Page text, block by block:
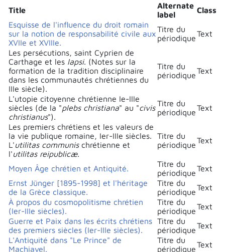
Title
Alternate
label
Class
Esquisse de l'influence du droit romain
sur la notion de responsabilité civile aux
XVIIe et XVIIIe.
Titre du
périodiqueText
Les persécutions, saint Cyprien de
Carthage et les lapsi. (Notes sur la
formation de la tradition disciplinaire
dans les communautés chrétiennes du
IIIe siècle).
Titre du
périodiqueText
L'utopie citoyenne chrétienne Ie-IIIe
siècles (de la "plebs christiana" au "civis
christianus").
Titre du
périodiqueText
Les premiers chrétiens et les valeurs de
la vie publique romaine, Ier-IIIe siècles.
L'utilitas communischrétienne et
l'utilitas reipublicæ.
Titre du
périodiqueText
Moyen Âge chrétien et Antiquité.
Titre du
périodiqueText
Ernst Jünger [1895-1998] et l'héritage
de la Grèce classique.
Titre du
périodiqueText
À propos du cosmopolitisme chrétien
(Ier-IIIe siècles).
Titre du
périodiqueText
Guerre et Paix dans les écrits chrétiens
des premiers siècles (Ier-IIIe siècles).
Titre du
périodiqueText
L'Antiquité dans "Le Prince" de
Machiavel.
Titre du
périodiqueText